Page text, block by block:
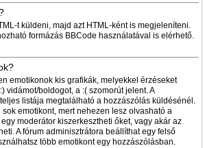
t küldeni, majd azt HTML-ként is megjeleníteni.
formázás BBCode használatával is elérhető.
emotikonok kis grafikák, melyekkel érzéseket
vidámot/boldogot, a :( szomorút jelent. A
listája megtalálható a hozzászólás küldésénél.
emotikont, mert nehezen lesz olvasható a
moderátor kiszerkesztheti őket, vagy akár az
A fórum adminisztrátora beállíthat egy felső
több emotikont egy hozzászólásban.